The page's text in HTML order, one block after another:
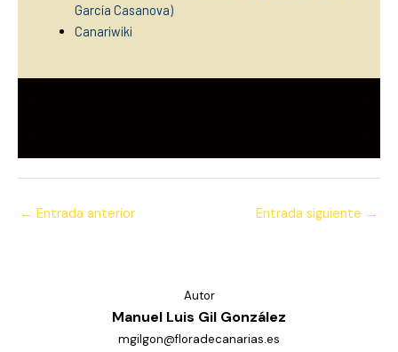
García Casanova)
Canariwiki
← Entrada anterior Entrada siguiente →
Autor
Manuel Luis Gil González
mgilgon@floradecanarias.es